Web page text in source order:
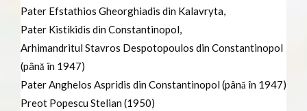
Pater Efstathios Gheorghiadis din Kalavryta,
Pater Kistikidis din Constantinopol,
Arhimandritul Stavros Despotopoulos din Constantinopol
(până în 1947)
Pater Anghelos Aspridis din Constantinopol (până în 1947)
Preot Popescu Stelian (1950)